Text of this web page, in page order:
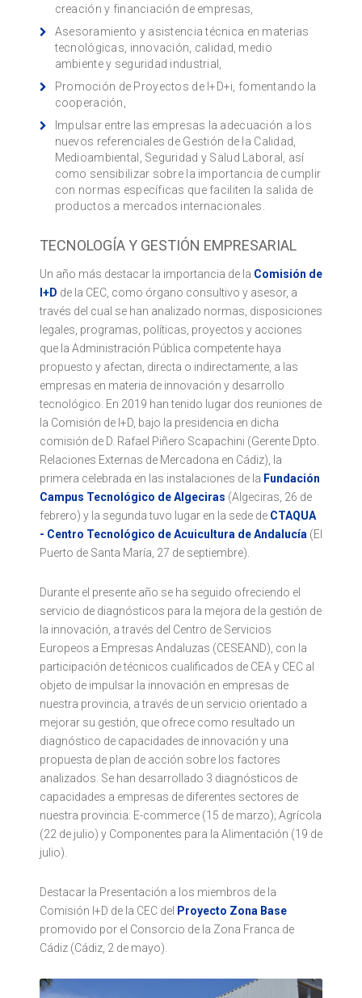
creación y financiación de empresas,
Asesoramiento y asistencia técnica en materias
tecnológicas, innovación, calidad, medio
ambiente y seguridad industrial,
Promoción de Proyectos de I+D+i, fomentando la
cooperación,
Impulsar entre las empresas la adecuación a los
nuevos referenciales de Gestión de la Calidad,
Medioambiental, Seguridad y Salud Laboral, así
como sensibilizar sobre la importancia de cumplir
con normas específicas que faciliten la salida de
productos a mercados internacionales.
TECNOLOGÍA Y GESTIÓN EMPRESARIAL
Un año más destacar la importancia de la Comisión de
I+D de la CEC, como órgano consultivo y asesor, a
través del cual se han analizado normas, disposiciones
legales, programas, políticas, proyectos y acciones
que la Administración Pública competente haya
propuesto y afectan, directa o indirectamente, a las
empresas en materia de innovación y desarrollo
tecnológico. En 2019 han tenido lugar dos reuniones de
la Comisión de I+D, bajo la presidencia en dicha
comisión de D. Rafael Piñero Scapachini (Gerente Dpto.
Relaciones Externas de Mercadona en Cádiz), la
primera celebrada en las instalaciones de la Fundación
Campus Tecnológico de Algeciras (Algeciras, 26 de
febrero) y la segunda tuvo lugar en la sede de CTAQUA
- Centro Tecnológico de Acuicultura de Andalucía (El
Puerto de Santa María, 27 de septiembre).
Durante el presente año se ha seguido ofreciendo el
servicio de diagnósticos para la mejora de la gestión de
la innovación, a través del Centro de Servicios
Europeos a Empresas Andaluzas (CESEAND), con la
participación de técnicos cualificados de CEA y CEC al
objeto de impulsar la innovación en empresas de
nuestra provincia, a través de un servicio orientado a
mejorar su gestión, que ofrece como resultado un
diagnóstico de capacidades de innovación y una
propuesta de plan de acción sobre los factores
analizados. Se han desarrollado 3 diagnósticos de
capacidades a empresas de diferentes sectores de
nuestra provincia: E-commerce (15 de marzo); Agrícola
(22 de julio) y Componentes para la Alimentación (19 de
julio).
Destacar la Presentación a los miembros de la
Comisión I+D de la CEC del Proyecto Zona Base
promovido por el Consorcio de la Zona Franca de
Cádiz (Cádiz, 2 de mayo).